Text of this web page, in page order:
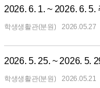
2026. 6. 1. ~ 2026. 6. 5.
학생생활관(분원) 2026.05.27
2026. 5. 25. ~ 2026. 5.
학생생활관(분원) 2026.05.21